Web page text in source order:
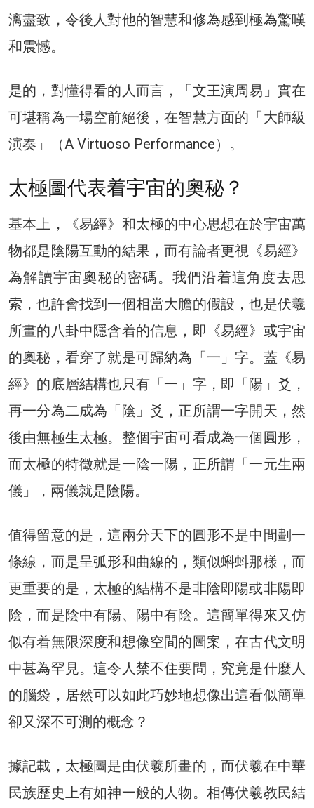
漓盡致，令後人對他的智慧和修為感到極為驚嘆
和震憾。
是的，對懂得看的人而言，「文王演周易」實在
可堪稱為一場空前絕後，在智慧方面的「大師級
演奏」（A Virtuoso Performance）。
太極圖代表着宇宙的奧秘？
基本上，《易經》和太極的中心思想在於宇宙萬
物都是陰陽互動的結果，而有論者更視《易經》
為解讀宇宙奧秘的密碼。我們沿着這角度去思
索，也許會找到一個相當大膽的假設，也是伏羲
所畫的八卦中隱含着的信息，即《易經》或宇宙
的奧秘，看穿了就是可歸納為「一」字。蓋《易
經》的底層結構也只有「一」字，即「陽」爻，
再一分為二成為「陰」爻，正所謂一字開天，然
後由無極生太極。整個宇宙可看成為一個圓形，
而太極的特徵就是一陰一陽，正所謂「一元生兩
儀」，兩儀就是陰陽。
值得留意的是，這兩分天下的圓形不是中間劃一
條線，而是呈弧形和曲線的，類似蝌蚪那樣，而
更重要的是，太極的結構不是非陰即陽或非陽即
陰，而是陰中有陽、陽中有陰。這簡單得來又仿
似有着無限深度和想像空間的圖案，在古代文明
中甚為罕見。這令人禁不住要問，究竟是什麼人
的腦袋，居然可以如此巧妙地想像出這看似簡單
卻又深不可測的概念？
據記載，太極圖是由伏羲所畫的，而伏羲在中華
民族歷史上有如神一般的人物。相傳伏羲教民結